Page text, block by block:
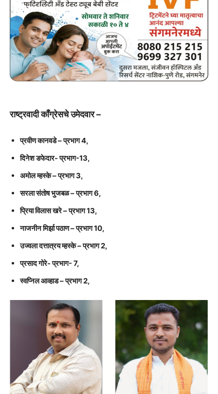
राष्ट्रवादी काँग्रेसचे उमेदवार –
प्रवीण कानवडे – प्रभाग 4,
दिनेश डफेदार- प्रभाग-13,
अमोल म्हस्के – प्रभाग 3,
सरला संतोष भुजबळ – प्रभाग 6,
प्रिया विलास खरे – प्रभाग 13,
नाजनीन मिर्झा पठाण – प्रभाग 10,
उज्वला दत्तात्रय म्हस्के – प्रभाग 2,
प्रसाद गोरे- प्रभाग- 7,
स्वप्निल आव्हाड – प्रभाग 2,